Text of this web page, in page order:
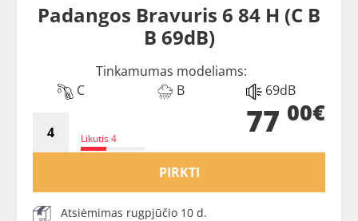
Padangos Bravuris 6 84 H (C B
B 69dB)
Tinkamumas modeliams:
C
B 69dB
Likutis 4 77 00€
PIRKTI
Atsiėmimas rugpjūčio 10 d.